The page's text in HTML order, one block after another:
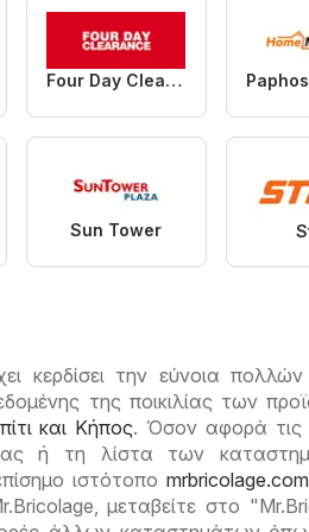
Four Day Clearance
Sun Tower
κερδίσει την εύνοια
της ποικιλίας των
και Κήπος. Όσον αφορά τις
ή τη λίστα των
ιστότοπο
μεταβείτε στο